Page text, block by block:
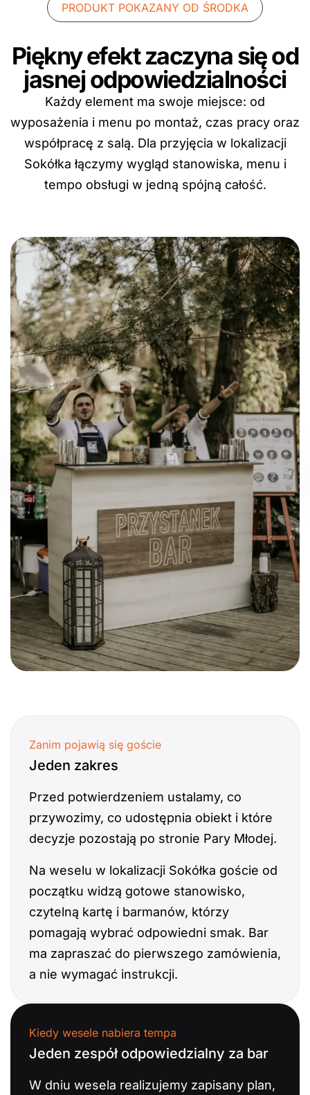
PRODUKT POKAZANY OD ŚRODKA
Piękny efekt zaczyna się od
jasnej odpowiedzialności
Każdy element ma swoje miejsce: od
wyposażenia i menu po montaż, czas pracy oraz
współpracę z salą. Dla przyjęcia w lokalizacji
Sokółka łączymy wygląd stanowiska, menu i
tempo obsługi w jedną spójną całość.
Zanim pojawią się goście
Jeden zakres
Przed potwierdzeniem ustalamy, co
przywozimy, co udostępnia obiekt i które
decyzje pozostają po stronie Pary Młodej.
Na weselu w lokalizacji Sokółka goście od
początku widzą gotowe stanowisko,
czytelną kartę i barmanów, którzy
pomagają wybrać odpowiedni smak. Bar
ma zapraszać do pierwszego zamówienia,
a nie wymagać instrukcji.
Kiedy wesele nabiera tempa
Jeden zespół odpowiedzialny za bar
W dniu wesela realizujemy zapisany plan,